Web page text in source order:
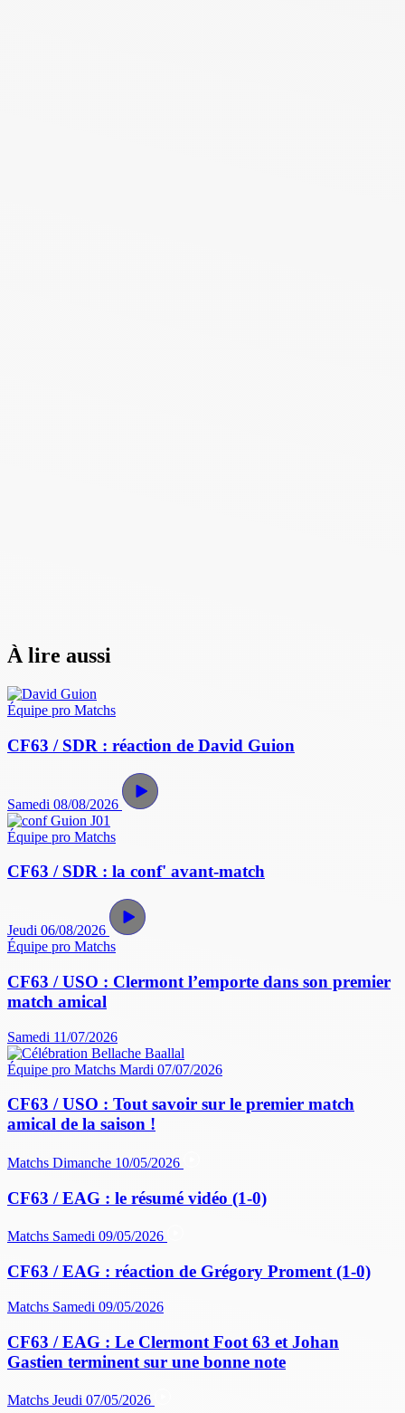
À lire aussi
Équipe pro Matchs
CF63 / SDR : réaction de David Guion
Samedi 08/08/2026
Équipe pro Matchs
CF63 / SDR : la conf' avant-match
Jeudi 06/08/2026
Équipe pro Matchs
CF63 / USO : Clermont l’emporte dans son premier
match amical
Samedi 11/07/2026
Équipe pro Matchs Mardi 07/07/2026
CF63 / USO : Tout savoir sur le premier match
amical de la saison !
Matchs Dimanche 10/05/2026
CF63 / EAG : le résumé vidéo (1-0)
Matchs Samedi 09/05/2026
CF63 / EAG : réaction de Grégory Proment (1-0)
Matchs Samedi 09/05/2026
CF63 / EAG : Le Clermont Foot 63 et Johan
Gastien terminent sur une bonne note
Matchs Jeudi 07/05/2026